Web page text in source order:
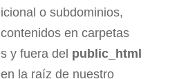
o subdominios,
en carpetas
y fuera del public_html
la raíz de nuestro